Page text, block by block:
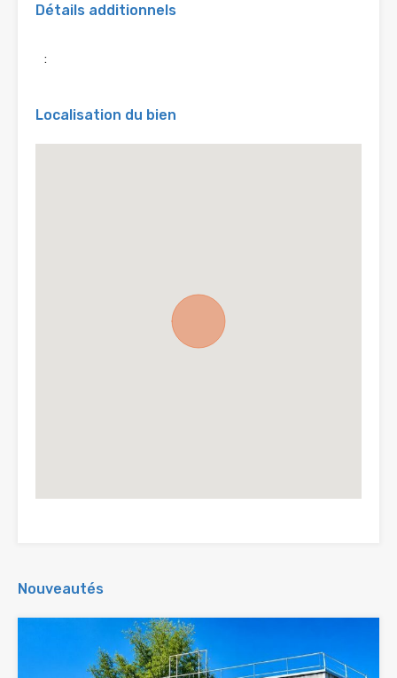
Détails additionnels
:
Localisation du bien
Nouveautés